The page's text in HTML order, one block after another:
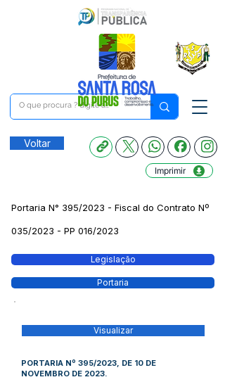
Voltar
Imprimir
Portaria N° 395/2023 - Fiscal do Contrato Nº
035/2023 - PP 016/2023
Legislação
Portaria
Visualizar
PORTARIA Nº 395/2023, DE 10 DE
NOVEMBRO DE 2023.